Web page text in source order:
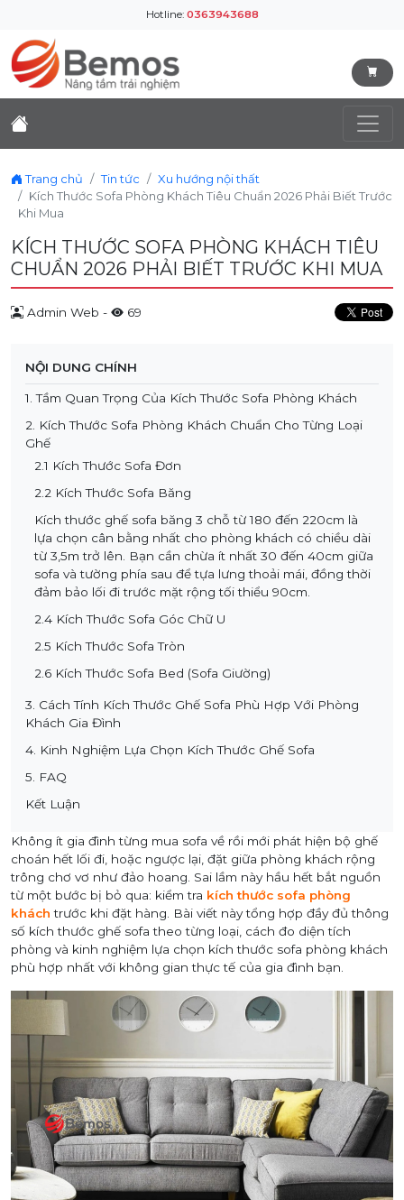
Hotline: 0363943688
Trang chủ Tin tức
Xu hướng nội thất
Kích Thước Sofa Phòng Khách Tiêu Chuẩn 2026 Phải Biết Trước
Khi Mua
KÍCH THƯỚC SOFA PHÒNG KHÁCH TIÊU
CHUẨN 2026 PHẢI BIẾT TRƯỚC KHI MUA
Admin Web - 69
NỘI DUNG CHÍNH
1. Tầm Quan Trọng Của Kích Thước Sofa Phòng Khách
2. Kích Thước Sofa Phòng Khách Chuẩn Cho Từng Loại
Ghế
2.1 Kích Thước Sofa Đơn
2.2 Kích Thước Sofa Băng
Kích thước ghế sofa băng 3 chỗ từ 180 đến 220cm là
lựa chọn cân bằng nhất cho phòng khách có chiều dài
từ 3,5m trở lên. Bạn cần chừa ít nhất 30 đến 40cm giữa
sofa và tường phía sau để tựa lưng thoải mái, đồng thời
đảm bảo lối đi trước mặt rộng tối thiểu 90cm.
2.4 Kích Thước Sofa Góc Chữ U
2.5 Kích Thước Sofa Tròn
2.6 Kích Thước Sofa Bed (Sofa Giường)
3. Cách Tính Kích Thước Ghế Sofa Phù Hợp Với Phòng
Khách Gia Đình
4. Kinh Nghiệm Lựa Chọn Kích Thước Ghế Sofa
5. FAQ
Kết Luận
Không ít gia đình từng mua sofa về rồi mới phát hiện bộ ghế
choán hết lối đi, hoặc ngược lại, đặt giữa phòng khách rộng
trông chơ vơ như đảo hoang. Sai lầm này hầu hết bắt nguồn
từ một bước bị bỏ qua: kiểm tra kích thước sofa phòng
khách trước khi đặt hàng. Bài viết này tổng hợp đầy đủ thông
số kích thước ghế sofa theo từng loại, cách đo diện tích
phòng và kinh nghiệm lựa chọn kích thước sofa phòng khách
phù hợp nhất với không gian thực tế của gia đình bạn.